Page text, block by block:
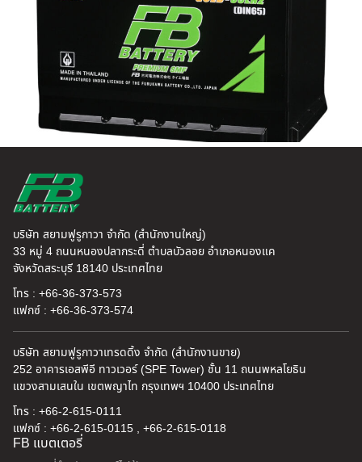
บริษัท สยามฟูรูกาวา จำกัด (สำนักงานใหญ่)
33 หมู่ 4 ถนนหนองปลากระดี่ ตำบลบัวลอย อำเภอหนองแค
จังหวัดสระบุรี 18140 ประเทศไทย
โทร : +66-36-373-573
แฟกซ์ : +66-36-373-574
บริษัท สยามฟูรูกาวาเทรดดิ้ง จำกัด (สำนักงานขาย)
252 อาคารเอสพีอี ทาวเวอร์ (SPE Tower) ชั้น 11 ถนนพหลโยธิน
แขวงสามเสนใน เขตพญาไท กรุงเทพฯ 10400 ประเทศไทย
โทร : +66-2-615-0111
แฟกซ์ : +66-2-615-0115 , +66-2-615-0118
FB แบตเตอรี่